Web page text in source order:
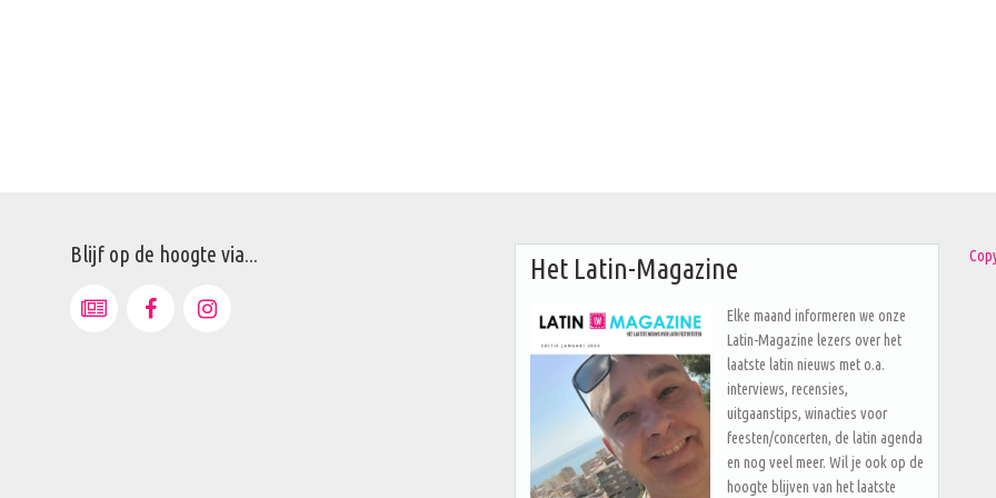
Blijf op de hoogte via... Het Latin-Magazine
Elke maand informeren we onze
Latin-Magazine lezers over het
laatste latin nieuws met o.a.
interviews, recensies,
uitgaanstips, winacties voor
feesten/concerten, de latin agenda
en nog veel meer. Wil je ook op de
hoogte blijven van het laatste